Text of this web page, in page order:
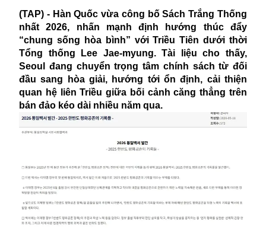
(TAP) - Hàn Quốc vừa công bố Sách Trắng Thống
nhất 2026, nhấn mạnh định hướng thúc đẩy
“chung sống hòa bình” với Triều Tiên dưới thời
Tổng thống Lee Jae-myung. Tài liệu cho thấy,
Seoul đang chuyển trọng tâm chính sách từ đối
đầu sang hòa giải, hướng tới ổn định, cải thiện
quan hệ liên Triều giữa bối cảnh căng thẳng trên
bán đảo kéo dài nhiều năm qua.